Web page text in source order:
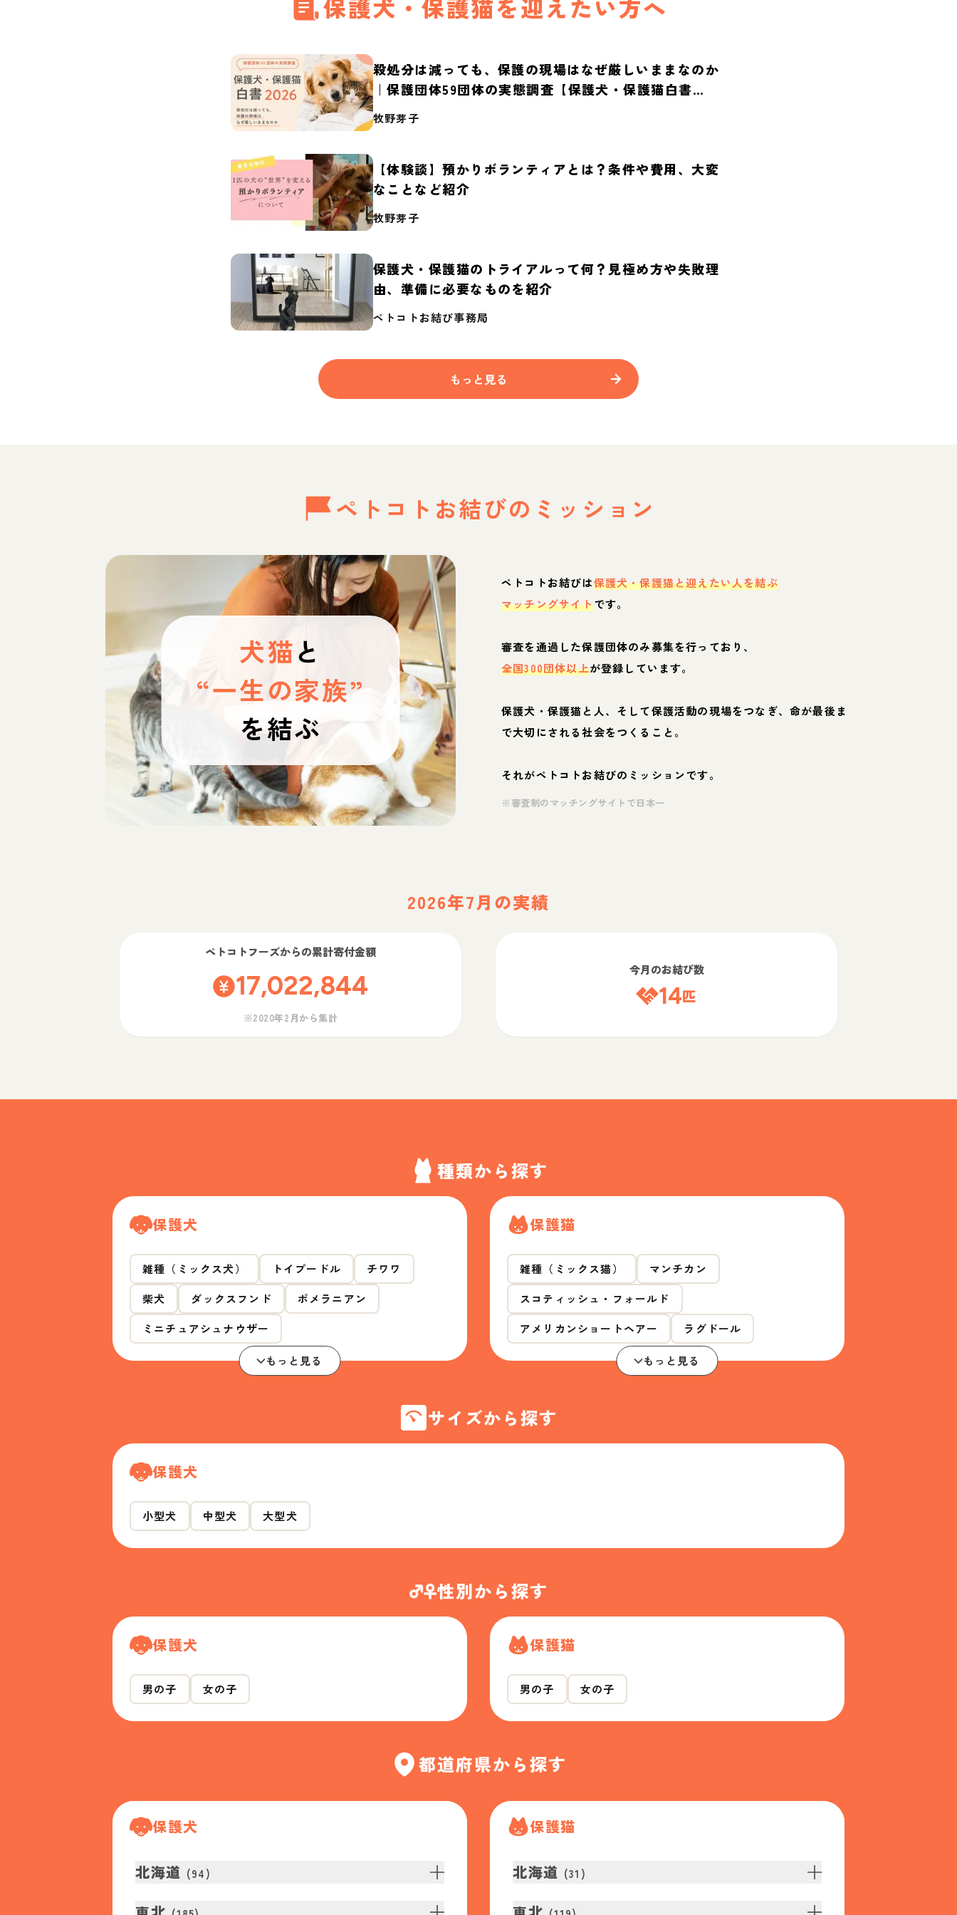
保護犬・保護猫を迎えたい方へ
殺処分は減っても、保護の現場はなぜ厳しいままなのか
｜保護団体59団体の実態調査【保護犬・保護猫白書
2026】
牧野芽子
【体験談】預かりボランティアとは？条件や費用、大変
なことなど紹介
牧野芽子
保護犬・保護猫のトライアルって何？見極め方や失敗理
由、準備に必要なものを紹介
ペトコトお結び事務局
もっと見る
ペトコトお結びの ミッション
犬猫と
“一生の家族”
を結ぶ
ペトコトお結びは保護犬・保護猫と迎えたい人を結ぶ
マッチングサイトです。
審査を通過した保護団体のみ募集を行っており、
全国300団体以上が登録しています。
保護犬・保護猫と人、そして保護活動の現場をつなぎ、命が最後ま
で大切にされる社会をつくること。
それがペトコトお結びのミッションです。
※審査制のマッチングサイトで日本一
2026年7月の実績
ペトコトフーズからの累計寄付金額
17,022,844
※2020年2月から集計
今月のお結び数
14匹
種類から探す
保護犬
雑種（ミックス犬） トイプードル
チワワ
柴犬
ダックスフンド
ポメラニアン
ミニチュアシュナウザー
もっと見る
保護猫
雑種（ミックス猫）
マンチカン
スコティッシュ・フォールド
アメリカンショートヘアー
ラグドール
もっと見る
サイズから探す
保護犬
小型犬 中型犬 大型犬
性別から探す
保護犬
男の子 女の子
保護猫
男の子 女の子
都道府県から探す
保護犬
北海道 (94)
保護猫
北海道 (31 )